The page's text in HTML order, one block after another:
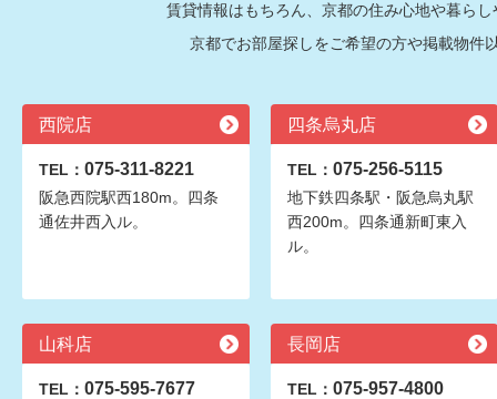
賃貸情報はもちろん、京都の住み心地や暮ら
京都でお部屋探しをご希望の方や掲載物件
西院店
TEL： 075-311-8221
阪急西院駅西180m。四条
通佐井西入ル。
四条烏丸店
TEL： 075-256-5115
地下鉄四条駅・阪急烏丸駅
西200m。四条通新町東入
ル。
山科店
TEL： 075-595-7677
長岡店
TEL： 075-957-4800